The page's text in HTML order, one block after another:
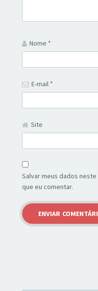
Nome *
E-mail *
Site
Salvar meus dados
que eu comentar.